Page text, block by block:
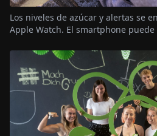
Los niveles de azúcar y alertas se
Apple Watch. El smartphone